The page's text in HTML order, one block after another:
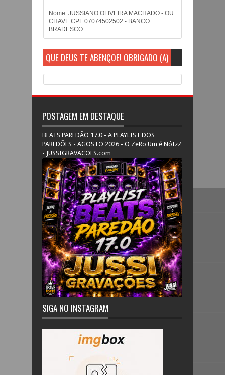
Nome: JUSSIANO OLIVEIRA MACHADO - OU
CHAVE CPF 07074502502 - BANCO
BRADESCO
QUE DEUS TE ABENÇOE! OBRIGADO (A)
POSTAGEM EM DESTAQUE
BEATS PAREDÃO 17.0 - A PLAYLIST DOS
PAREDÕES - AGOSTO 2026 - O ZeRo Um é NóIzZ
- JUSSIGRAVACOES.com
SIGA NO INSTAGRAM